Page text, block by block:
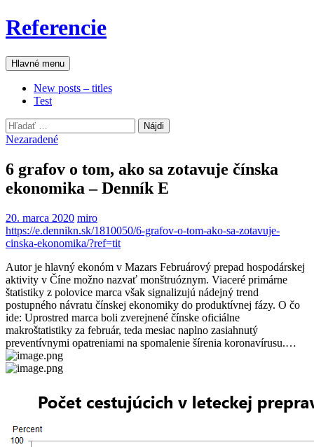
Preskočiť
na
Referencie
Hľadať
Hlavné menu
New posts – titles
Test
Hľadať:
Nezaradené
6 grafov o tom, ako sa zotavuje čínska
ekonomika – Denník E
20. marca 2020 miro
https://e.dennikn.sk/1810050/6-grafov-o-tom-ako-sa-zotavuje-
cinska-ekonomika/?ref=tit
Autor je hlavný ekonóm v Mazars Februárový prepad hospodárskej
aktivity v Číne možno nazvať monštruóznym. Viaceré primárne
štatistiky z polovice marca však signalizujú nádejný trend
postupného návratu čínskej ekonomiky do produktívnej fázy. O čo
ide: Uprostred marca boli zverejnené čínske oficiálne
makroštatistiky za február, teda mesiac naplno zasiahnutý
preventívnymi opatreniami na spomalenie šírenia koronavírusu.…